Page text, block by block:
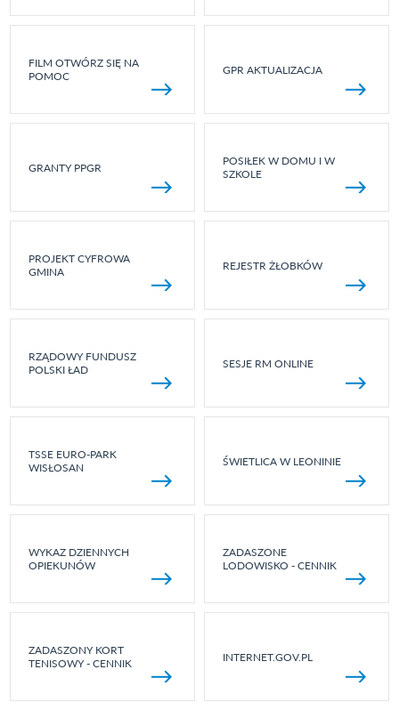
FILM OTWÓRZ SIĘ NA
POMOC
GPR AKTUALIZACJA
GRANTY PPGR
POSIŁEK W DOMU I W
SZKOLE
PROJEKT CYFROWA
GMINA
REJESTR ŻŁOBKÓW
RZĄDOWY FUNDUSZ
POLSKI ŁAD
SESJE RM ONLINE
TSSE EURO-PARK
WISŁOSAN
ŚWIETLICA W LEONINIE
WYKAZ DZIENNYCH
OPIEKUNÓW
ZADASZONE
LODOWISKO - CENNIK
ZADASZONY KORT
TENISOWY - CENNIK
INTERNET.GOV.PL